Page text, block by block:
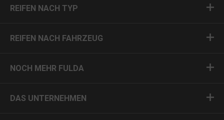
REIFEN NACH TYP
REIFEN NACH FAHRZEUG
NOCH MEHR FULDA
DAS UNTERNEHMEN